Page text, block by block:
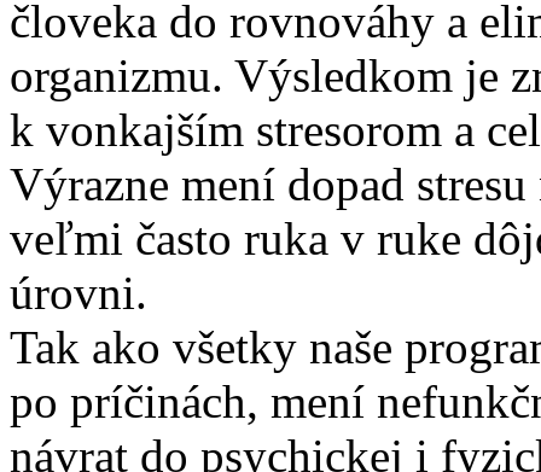
človeka do rovnováhy a
organizmu. Výsledkom je
k vonkajším stresorom a
Výrazne mení dopad
veľmi často ruka v ruke
úrovni.
Tak ako všetky naše
po príčinách, mení
návrat do psychickej i